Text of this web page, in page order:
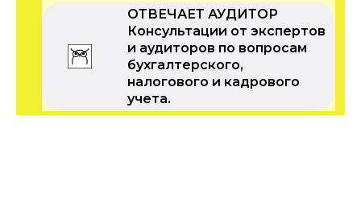
ОТВЕЧАЕТ АУДИТОР
Консультации от экспертов
и аудиторов по вопросам
бухгалтерского,
налогового и кадрового
учета.